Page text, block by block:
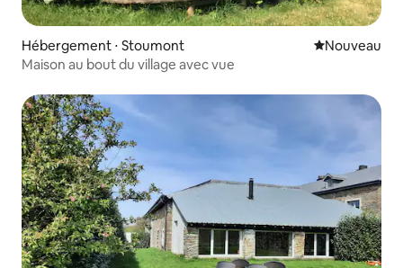
Hébergement ⋅ Stoumont Nouvel
Nouveau
Maison au bout du village avec vue